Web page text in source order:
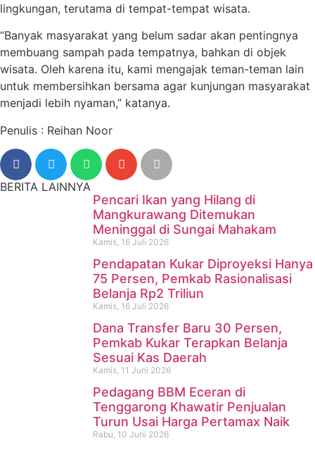
lingkungan, terutama di tempat-tempat wisata.
“Banyak masyarakat yang belum sadar akan pentingnya
membuang sampah pada tempatnya, bahkan di objek
wisata. Oleh karena itu, kami mengajak teman-teman lain
untuk membersihkan bersama agar kunjungan masyarakat
menjadi lebih nyaman,” katanya.
Penulis : Reihan Noor
BERITA LAINNYA
Pencari Ikan yang Hilang di
Mangkurawang Ditemukan
Meninggal di Sungai Mahakam
Kamis, 16 Juli 2026
Pendapatan Kukar Diproyeksi Hanya
75 Persen, Pemkab Rasionalisasi
Belanja Rp2 Triliun
Kamis, 16 Juli 2026
Dana Transfer Baru 30 Persen,
Pemkab Kukar Terapkan Belanja
Sesuai Kas Daerah
Kamis, 11 Juni 2026
Pedagang BBM Eceran di
Tenggarong Khawatir Penjualan
Turun Usai Harga Pertamax Naik
Rabu, 10 Juni 2026
Pencari Ikan yang Hilang di
Mangkurawang Ditemukan
Meninggal di Sungai
Mahakam